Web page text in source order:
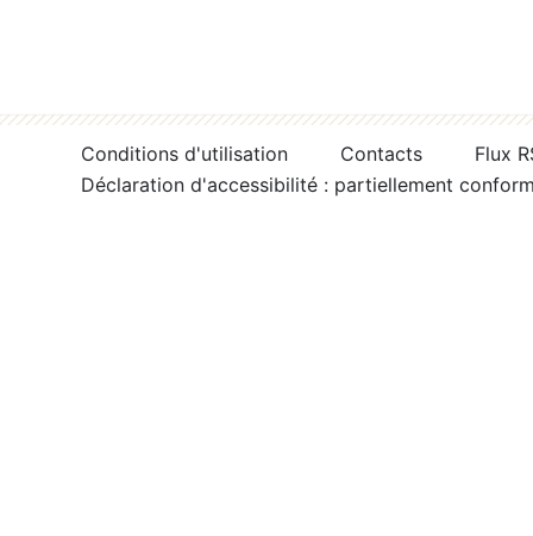
Conditions d'utilisation Contacts
Flux
Déclaration d'accessibilité : partiellement